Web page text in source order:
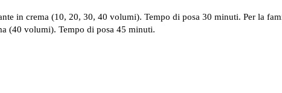
in crema (10, 20, 30, 40 volumi). Tempo di posa 30 minuti. Per la
(40 volumi). Tempo di posa 45 minuti.